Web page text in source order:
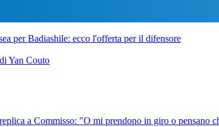
per Badiashile: ecco l'offerta per il difensore
Yan Couto
a Commisso: "O mi prendono in giro o pensano